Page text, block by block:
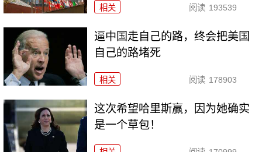
相关 阅读 193539
逼中国走自己的路，终会把美国
自己的路堵死
相关 阅读 178903
这次希望哈里斯赢，因为她确实
是一个草包！